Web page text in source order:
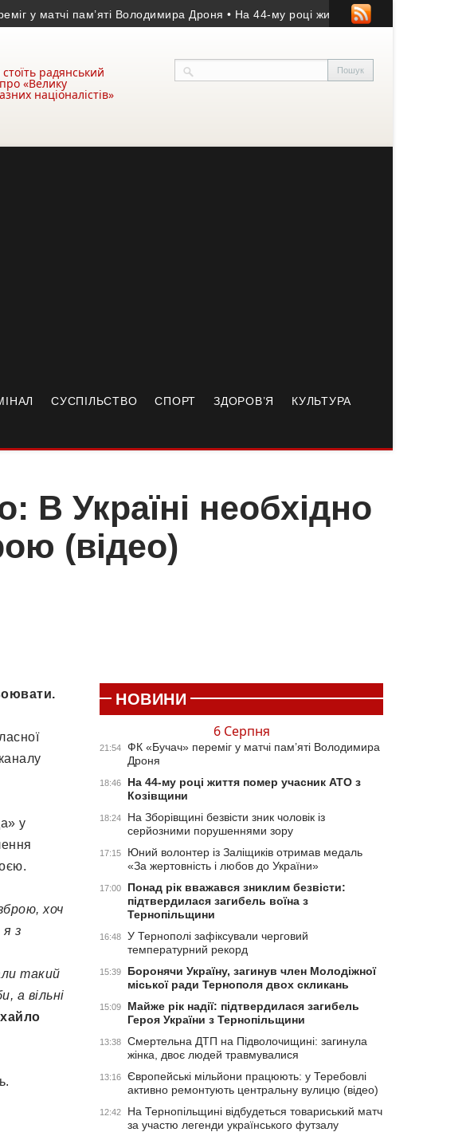
матчі пам’яті Володимира Дроня • На 44-му році життя помер учасник АТО з
радянський
«Велику
націоналістів»
СУСПІЛЬСТВО СПОРТ ЗДОРОВ’Я КУЛЬТУРА
В Україні необхідно
(відео)
у
хоч
з
такий
а вільні
НОВИНИ
6 Серпня
21:54
ФК «Бучач» переміг у матчі пам’яті Володимира
Дроня
18:46
На 44-му році життя помер учасник АТО з
Козівщини
18:24
На Зборівщині безвісти зник чоловік із
серйозними порушеннями зору
17:15
Юний волонтер із Заліщиків отримав медаль
«За жертовність і любов до України»
17:00
Понад рік вважався зниклим безвісти:
підтвердилася загибель воїна з
Тернопільщини
16:48
У Тернополі зафіксували черговий
температурний рекорд
15:39
Боронячи Україну, загинув член Молодіжної
міської ради Тернополя двох скликань
15:09
Майже рік надії: підтвердилася загибель
Героя України з Тернопільщини
13:38
Смертельна ДТП на Підволочищині: загинула
жінка, двоє людей травмувалися
13:16
Європейські мільйони працюють: у Теребовлі
активно ремонтують центральну вулицю (відео)
12:42
На Тернопільщині відбудеться товариський матч
за участю легенди українського футзалу